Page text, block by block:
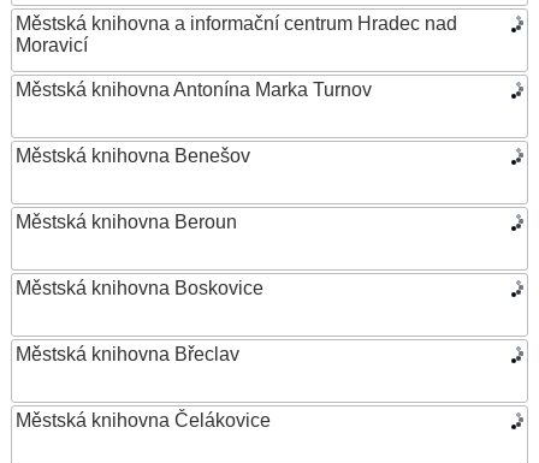
Městská knihovna a informační centrum Hradec nad
Moravicí
Městská knihovna Antonína Marka Turnov
Městská knihovna Benešov
Městská knihovna Beroun
Městská knihovna Boskovice
Městská knihovna Břeclav
Městská knihovna Čelákovice